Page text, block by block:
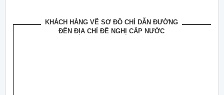
KHÁCH HÀNG VẼ SƠ ĐỒ CHỈ DẪN ĐƯỜNG
ĐẾN ĐỊA CHỈ ĐỀ NGHỊ CẤP NƯỚC